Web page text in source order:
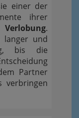
einer der
ihrer
.
langer und
bis die
Partner
verbringen